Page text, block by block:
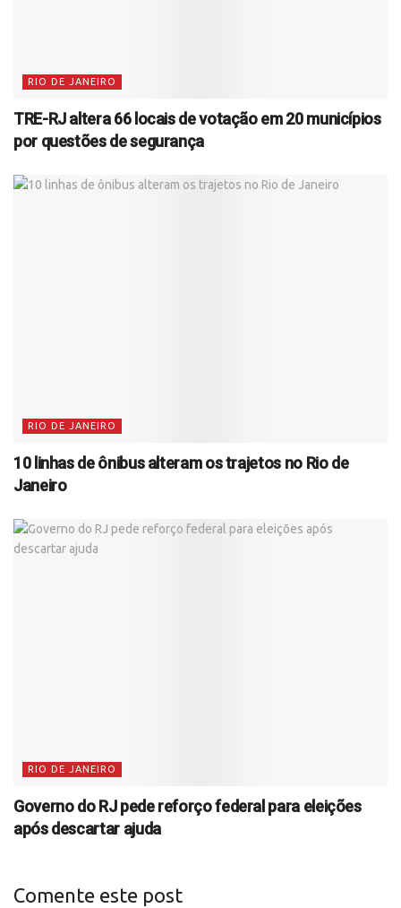
RIO DE JANEIRO
TRE-RJ altera 66 locais de votação em 20 municípios
por questões de segurança
RIO DE JANEIRO
10 linhas de ônibus alteram os trajetos no Rio de
Janeiro
RIO DE JANEIRO
Governo do RJ pede reforço federal para eleições
após descartar ajuda
Comente este post